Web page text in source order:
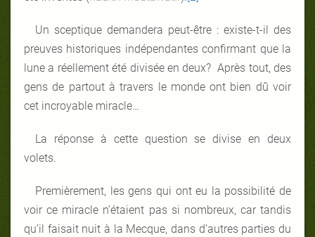
Un sceptique demandera peut-être : existe-t-il des
preuves historiques indépendantes confirmant que la
lune a réellement été divisée en deux? Après tout, des
gens de partout à travers le monde ont bien dû voir
cet incroyable miracle…
La réponse à cette question se divise en deux
volets.
Premièrement, les gens qui ont eu la possibilité de
voir ce miracle n’étaient pas si nombreux, car tandis
qu’il faisait nuit à la Mecque, dans d’autres parties du